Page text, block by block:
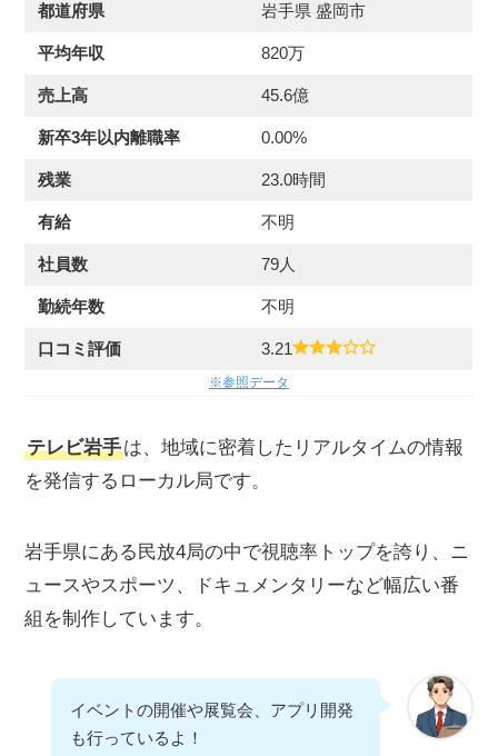
都道府県 岩手県 盛岡市
平均年収 820万
売上高 45.6億
新卒3年以内離職率 0.00%
残業 23.0時間
有給 不明
社員数 79人
勤続年数 不明
口コミ評価 3.21
※参照データ
テレビ岩手は、地域に密着したリアルタイムの情報
を発信するローカル局です。
岩手県にある民放4局の中で視聴率トップを誇り、ニ
ュースやスポーツ、ドキュメンタリーなど幅広い番
組を制作しています。
イベントの開催や展覧会、アプリ開発
も行っているよ！